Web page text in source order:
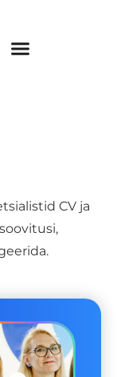
CV ja